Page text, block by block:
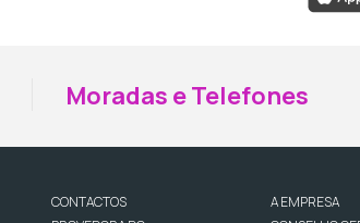
Moradas e Telefones
CONTACTOS
A EMPRESA